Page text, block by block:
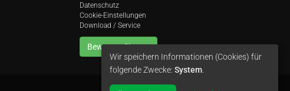
Datenschutz
Cookie-Einstellungen
Download / Service
Bewerten Sie uns
Wir speichern Informationen (Cookies) für
folgende Zwecke: System